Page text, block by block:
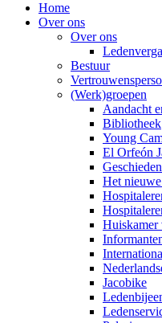
Home
Over ons
Over ons
Bestuur
(Werk)groepen
Aandacht
Bibliotheek
Young
El Orfeón
Het
Huiskamer
Jacobike